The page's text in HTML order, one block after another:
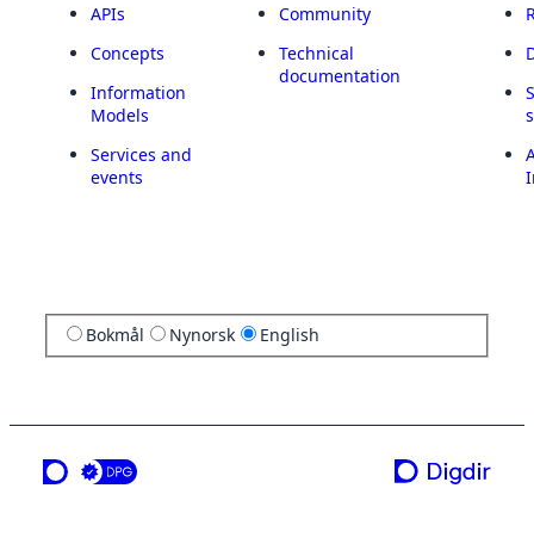
APIs
Concepts
Information
Models
Services and
events
Community
Technical
documentation
Bokmål Nynorsk English